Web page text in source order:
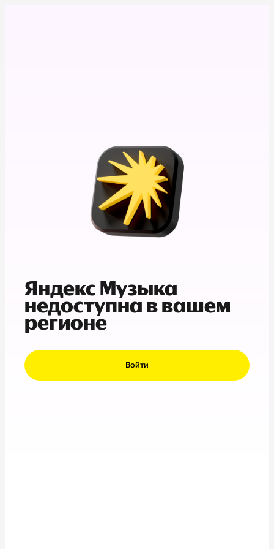
Яндекс Музыка
недоступна в вашем
регионе
Войти